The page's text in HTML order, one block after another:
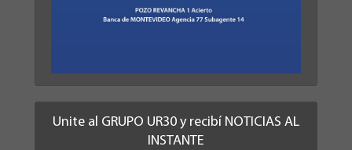
Unite al GRUPO UR30 y recibí NOTICIAS AL
INSTANTE